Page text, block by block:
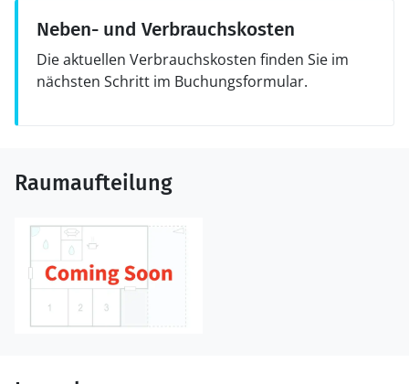
Neben- und Verbrauchskosten
Die aktuellen Verbrauchskosten finden Sie im
nächsten Schritt im Buchungsformular.
Raumaufteilung